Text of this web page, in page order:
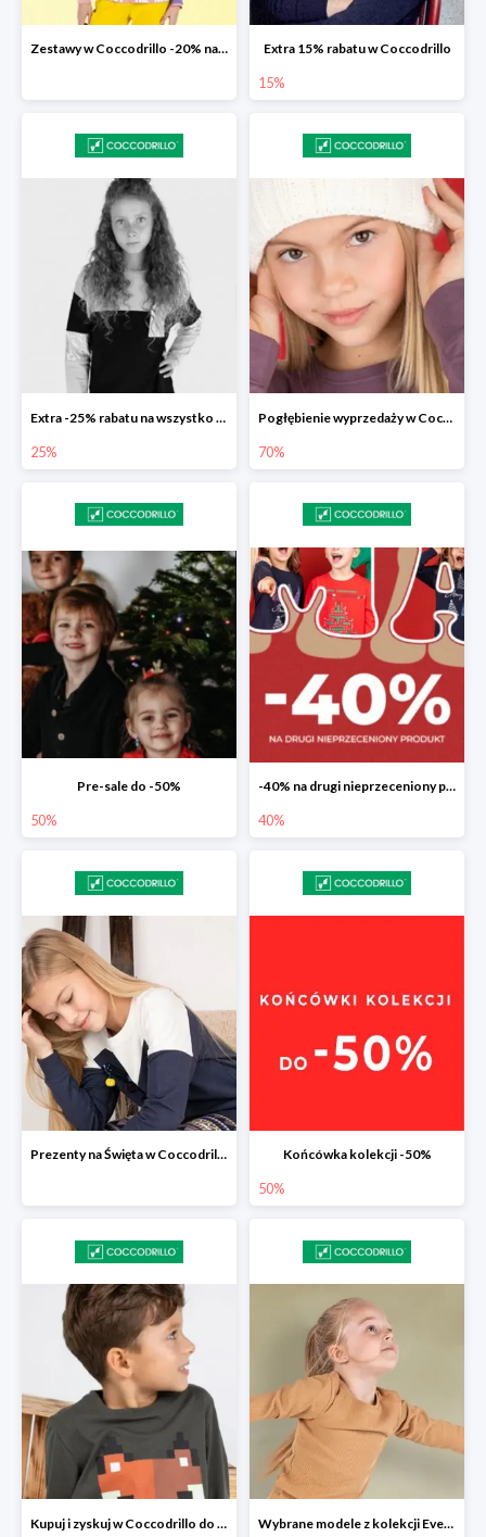
Zestawy w Coccodrillo -20% na drugą sztukę z kolekcji Everyday Extra 15% rabatu w Coccodrillo
15%
Extra -25% rabatu na wszystko z wyprzedaży w Coccodrillo
25%
Pogłębienie wyprzedaży w Coccodrillo do -70%
70%
Pre-sale do -50%
50%
-40% na drugi nieprzeceniony produkt
40%
Prezenty na Święta w Coccodrillo drugi produkt -40% Końcówka kolekcji -50%
50%
Kupuj i zyskuj w Coccodrillo do -30% Wybrane modele z kolekcji Everyday w Coccodrillo -30%